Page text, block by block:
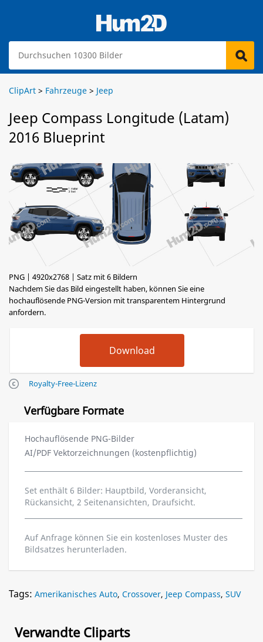
ClipArt > Fahrzeuge > Jeep
Jeep Compass Longitude (Latam)
2016 Blueprint
PNG | 4920x2768 | Satz mit 6 Bildern
Nachdem Sie das Bild eingestellt haben, können Sie eine
hochauflösende PNG-Version mit transparentem Hintergrund
anfordern.
Royalty-Free-Lizenz
Verfügbare Formate
Hochauflösende PNG-Bilder
AI/PDF Vektorzeichnungen (kostenpflichtig)
Set enthält 6 Bilder: Hauptbild, Vorderansicht,
Rückansicht, 2 Seitenansichten, Draufsicht.
Auf Anfrage können Sie ein kostenloses Muster des
Bildsatzes herunterladen.
Tags: Amerikanisches Auto, Crossover, Jeep Compass, SUV
Verwandte Cliparts